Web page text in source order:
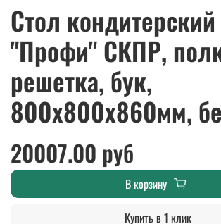
Стол кондитерский
"Профи" СКПР,
решетка, бук,
800х800х860мм,
20007.00 руб
В корзину
Купить в 1 клик